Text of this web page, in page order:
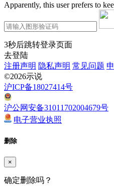
Apparently, this user prefers to
3秒后跳转登录页面
去登陆
注册声明 隐私声明 常见问题
©2026示说
沪ICP备18027414号
沪公网安备31011702004679号
电子营业执照
删除
×
确定删除吗？